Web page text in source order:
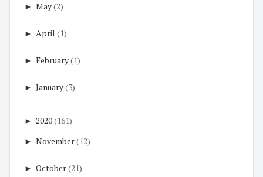
► May(2)
► April (1)
► February(1)
► January(3)
► 2020(161)
► November(12)
► October(21)